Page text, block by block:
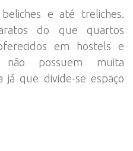
e até treliches.
do que quartos
em hostels e
não possuem muita
já que divide-se espaço